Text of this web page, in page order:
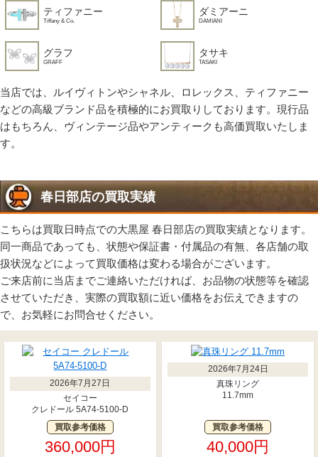
ティファニー
Tiffany & Co.
ダミアーニ
DAMIANI
グラフ
GRAFF
タサキ
TASAKI
当店では、ルイヴィトンやシャネル、ロレックス、ティファニー
などの高級ブランド品を積極的にお買取りしております。現行品
はもちろん、ヴィンテージ品やアンティークも高価買取いたしま
す。
春日部店の買取実績
こちらは買取日時点での大黒屋 春日部店の買取実績となります。
同一商品であっても、状態や保証書・付属品の有無、各店舗の取
扱状況などによって買取価格は変わる場合がございます。
ご来店前に当店までご連絡いただければ、お品物の状態等を確認
させていただき、実際の買取額に近い価格をお伝えできますの
で、お気軽にお問合せください。
2026年7月27日
セイコー
クレドール 5A74-5100-D
買取参考価格
360,000円
2026年7月24日
真珠リング
11.7mm
買取参考価格
40,000円